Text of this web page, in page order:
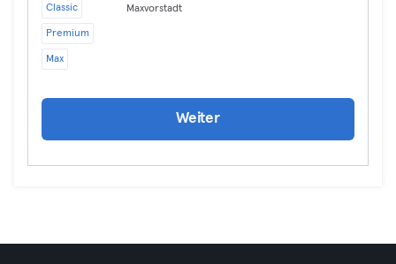
Classic
Premium
Max
Maxvorstadt
Weiter